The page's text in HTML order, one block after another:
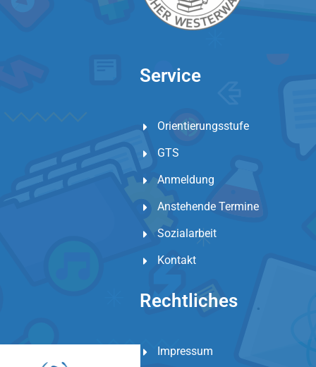
Service
Orientierungsstufe
GTS
Anmeldung
Anstehende Termine
Sozialarbeit
Kontakt
Rechtliches
Impressum